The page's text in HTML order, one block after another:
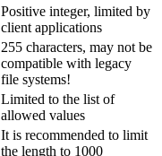
Positive integer, limited by
client applications
255 characters, may not be
compatible with legacy
file systems!
Limited to the list of
allowed values
It is recommended to limit
the length to 1000